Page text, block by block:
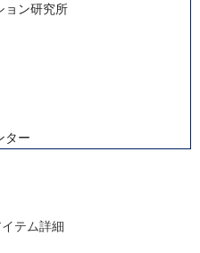
ョン研究所
ター
ィテュート
テム詳細